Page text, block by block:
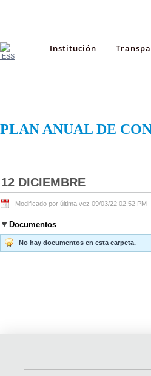
Institución
PLAN ANUAL DE
12 DICIEMBRE
Modificado por última vez 09/03/22 02:52 PM
Documentos
No hay documentos en esta carpeta.